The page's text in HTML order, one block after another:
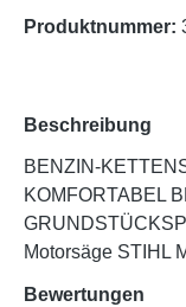
Produktnummer:
Beschreibung
BENZIN-
KOMFORTABEL
Motorsäge STIHL
Bewertungen